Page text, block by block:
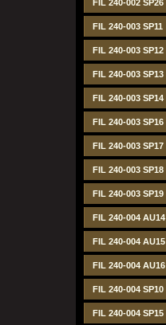
FIL 240-002 SP26
FIL 240-003 SP11
FIL 240-003 SP12
FIL 240-003 SP13
FIL 240-003 SP14
FIL 240-003 SP16
FIL 240-003 SP17
FIL 240-003 SP18
FIL 240-003 SP19
FIL 240-004 AU14
FIL 240-004 AU15
FIL 240-004 AU16
FIL 240-004 SP10
FIL 240-004 SP15